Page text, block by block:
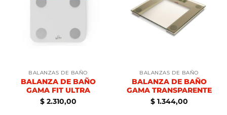
BALANZAS DE BAÑO
BALANZA DE BAÑO
GAMA FIT ULTRA
$2.310,00
BALANZAS DE BAÑO
BALANZA DE BAÑO
GAMA TRANSPARENTE
$1.344,00